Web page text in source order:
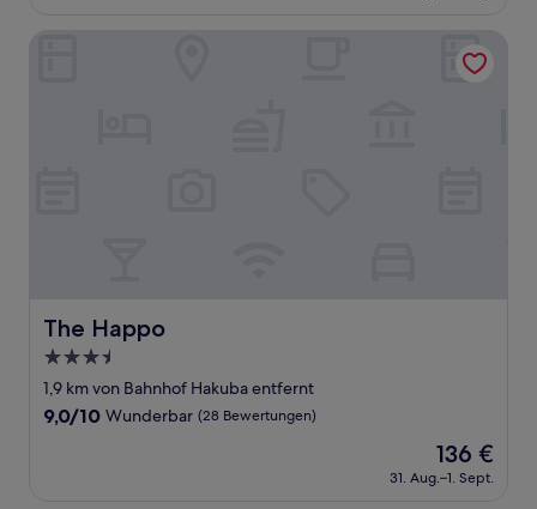
Bewertungen)
beträgt
The Happo
The Happo
3.5-
Sterne-
Unterkunft
1,9 km von Bahnhof Hakuba entfernt
9.0
9,0/10 Wunderbar (28 Bewertungen)
Der
Preis
beträgt
136 €
31. Aug.–1. Sept.